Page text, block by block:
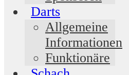
Darts
Allgemeine
Informationen
Funktionäre